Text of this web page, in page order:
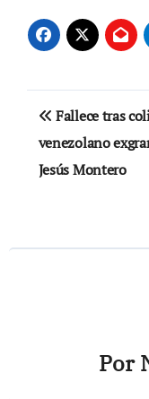
de
entradas
Fallece tras
venezolano
Jesús Montero
Por